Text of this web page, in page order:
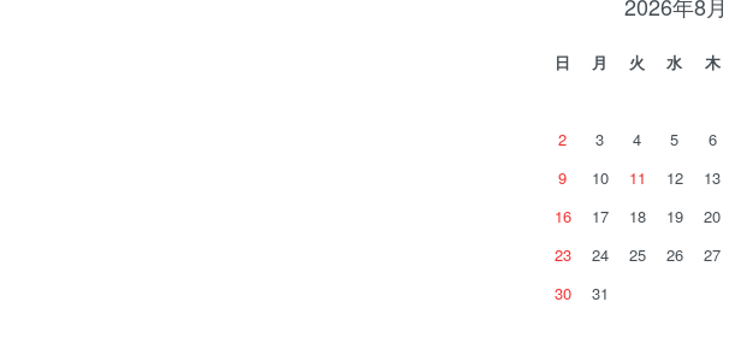
日 月 火 水 木
2
3 4 5 6
9
10 11 12 13
16
17 18 19 20
23
24 25 26 27
30
31